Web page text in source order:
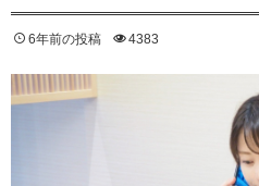
6年前の投稿 4383